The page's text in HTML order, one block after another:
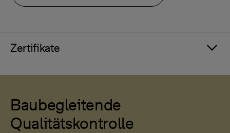
Zertifikate
Baubegleitende
Qualitätskontrolle